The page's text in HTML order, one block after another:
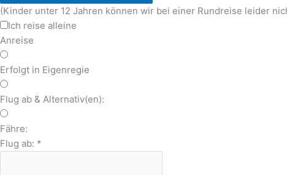
(Kinder unter 12 Jahren können wir bei einer Rundreise leider
Ich reise alleine
Anreise
Erfolgt in Eigenregie
Flug ab & Alternativ(en):
Fähre:
Flug ab: *